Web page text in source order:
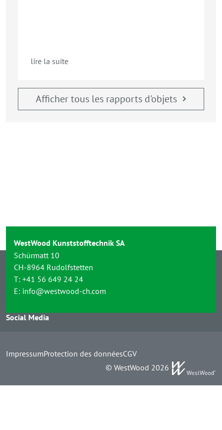
lire la suite
Afficher tous les rapports d'objets
WestWood Kunststofftechnik SA
Schürmatt 10
CH-8964 Rudolfstetten
T: +41 56 649 24 24
E: info@westwood-ch.com
Social Media
ImpressumProtection des donnéesCGV
© WestWood 2026